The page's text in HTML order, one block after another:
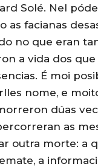
Solé. Nel
as facianas
no que eran
a vida dos
É moi
nome, e
dúas
as
outra morte: a
a